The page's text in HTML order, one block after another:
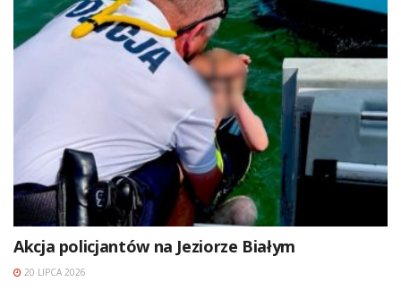
Akcja policjantów na Jeziorze Białym
20 LIPCA 2026